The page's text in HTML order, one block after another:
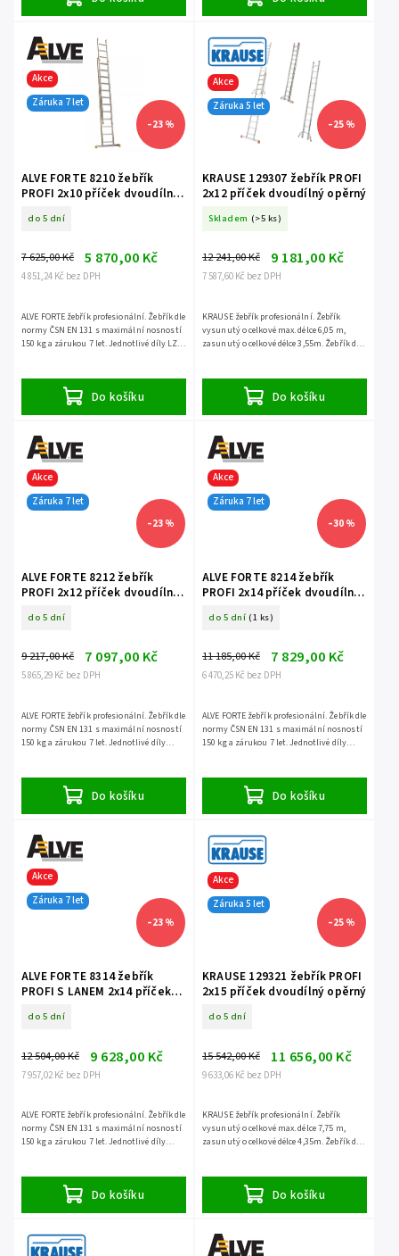
Akce
Záruka 7 let
–23 %
ALVE FORTE 8210 žebřík
PROFI 2x10 příček dvoudílný
do 5 dní
4 851,24 Kč bez DPH
7 625,00 Kč 5 870,00 Kč
Do košíku
ALVE FORTE žebřík profesionální. Žebřík dle
normy ČSN EN 131 s maximální nosností
150 kg a zárukou 7 let. Jednotlivé díly LZE
Akce
Záruka 5 let
–25 %
KRAUSE 129307 žebřík PROFI
2x12 příček dvoudílný opěrný
Skladem (>5 ks)
7 587,60 Kč bez DPH
12 241,00 Kč 9 181,00 Kč
Do košíku
KRAUSE žebřík profesionální. Žebřík
vysunutý o celkové max. délce 6,05 m,
zasunutý o celkové délce 3,55m. Žebřík dle
Akce
Záruka 7 let
–23 %
ALVE FORTE 8212 žebřík
PROFI 2x12 příček dvoudílný
do 5 dní
5 865,29 Kč bez DPH
9 217,00 Kč 7 097,00 Kč
Do košíku
ALVE FORTE žebřík profesionální. Žebřík dle
normy ČSN EN 131 s maximální nosností
150 kg a zárukou 7 let. Jednotlivé díly
Akce
Záruka 7 let
–30 %
ALVE FORTE 8214 žebřík
PROFI 2x14 příček dvoudílný
do 5 dní (1 ks)
6 470,25 Kč bez DPH
11 185,00 Kč 7 829,00 Kč
Do košíku
ALVE FORTE žebřík profesionální. Žebřík dle
normy ČSN EN 131 s maximální nosností
150 kg a zárukou 7 let. Jednotlivé díly
Akce
Záruka 7 let
–23 %
ALVE FORTE 8314 žebřík
PROFI S LANEM 2x14 příček
do 5 dní
7 957,02 Kč bez DPH
12 504,00 Kč 9 628,00 Kč
Do košíku
ALVE FORTE žebřík profesionální. Žebřík dle
normy ČSN EN 131 s maximální nosností
150 kg a zárukou 7 let. Jednotlivé díly
Akce
Záruka 5 let
–25 %
KRAUSE 129321 žebřík PROFI
2x15 příček dvoudílný opěrný
do 5 dní
9 633,06 Kč bez DPH
15 542,00 Kč 11 656,00 Kč
Do košíku
KRAUSE žebřík profesionální. Žebřík
vysunutý o celkové max. délce 7,75 m,
zasunutý o celkové délce 4,35m. Žebřík dle